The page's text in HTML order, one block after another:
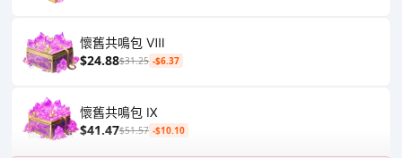
懷舊共鳴包 Ⅷ
$24.88$31.25 -$6.37
懷舊共鳴包 Ⅸ
$41.47$51.57 -$10.10